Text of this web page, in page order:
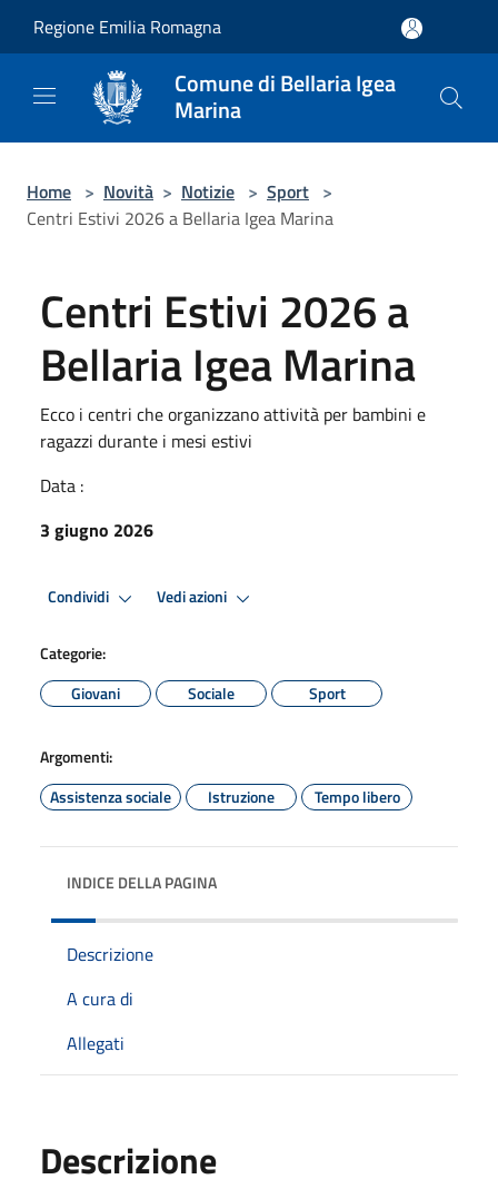
Regione Emilia Romagna
Comune di Bellaria Igea
Marina
Home > Novità > Notizie > Sport >
Centri Estivi 2026 a Bellaria Igea Marina
Centri Estivi 2026 a
Bellaria Igea Marina
Ecco i centri che organizzano attività per bambini e
ragazzi durante i mesi estivi
Data :
3 giugno 2026
Condividi Vedi azioni
Categorie:
Giovani
Sociale Sport
Argomenti:
Assistenza sociale
Istruzione Tempo libero
INDICE DELLA PAGINA
Descrizione
A cura di
Allegati
Descrizione